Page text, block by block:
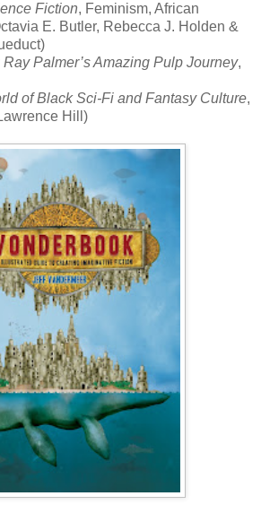
Fiction, Feminism, African
E. Butler, Rebecca J. Holden &
Palmer’s Amazing Pulp Journey,
of Black Sci-Fi and Fantasy Culture,
Hill)